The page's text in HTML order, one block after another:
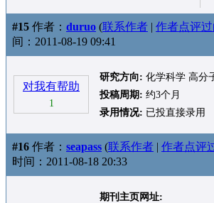
#15 作者： duruo (联系作者 | 作者点评过
间：2011-08-19 09:41
对我有帮助
1
研究方向: 化学科学 高分
投稿周期: 约3个月
录用情况: 已投直接录用
#16 作者： seapass (联系作者 | 作者点评
时间：2011-08-18 20:33
期刊主页网址: